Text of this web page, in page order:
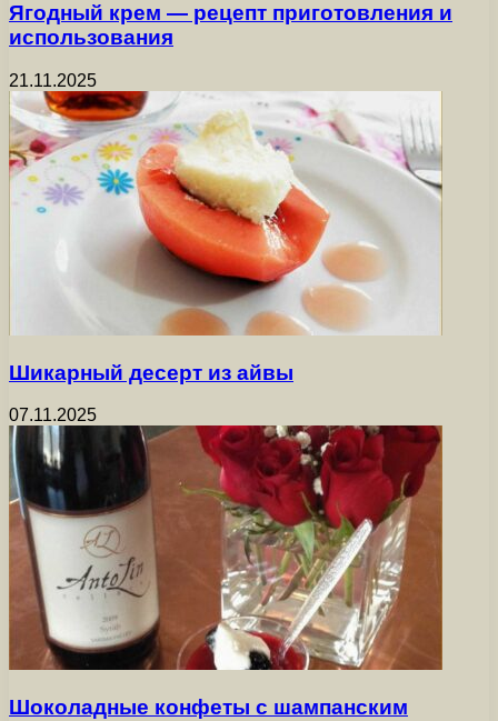
Ягодный крем — рецепт приготовления и
использования
21.11.2025
Шикарный десерт из айвы
07.11.2025
Шоколадные конфеты с шампанским